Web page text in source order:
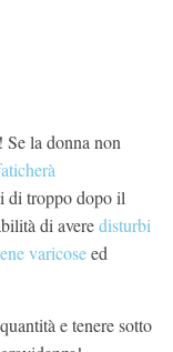
la donna non
di troppo dopo il
di averedisturbi
varicoseed
e tenere sotto